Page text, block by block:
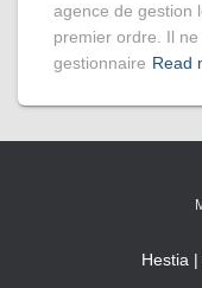
agence de gestion
premier ordre. Il
gestionnaire Read
Hestia